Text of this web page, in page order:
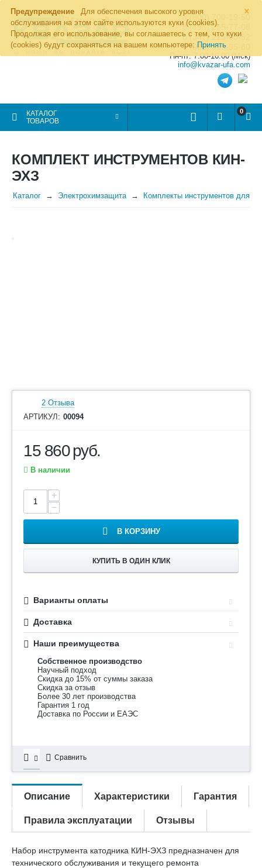
×
Предупреждение
Для обеспечения высокого уровня
обслуживания на этом сайте используются куки (cookies).
Продолжая его использование, вы соглашаетесь с тем, что куки
(cookies) будут сохраняться на вашем компьютере: Принять
8 (800) 700-19-50
8 (495) 255-77-08
8 (347) 225-00-52
8 (986) 963-95-80
Пн-пт: 7.00-16.00 (Мск)
info@kvazar-ufa.com
КАТАЛОГ
ТОВАРОВ
0
КОМПЛЕКТ ИНСТРУМЕНТОВ КИН-
ЭХЗ
Каталог Электрохимзащита Комплекты инструментов для
2 Отзыва
АРТИКУЛ: 00094
15 860руб.
В наличии
+
−
В КОРЗИНУ
КУПИТЬ В ОДИН КЛИК
Варианты оплаты
Доставка
Наши преимущества
Собственное производство
Научный подход
Скидка до 15% от суммы заказа
Скидка за отзыв
Более 30 лет производства
Гарантия 1 год
Доставка по России и ЕАЭС
Сравнить
Описание Характеристики Гарантия
Правила эксплуатации Отзывы
Набор инструмента катодника КИН-ЭХЗ предназначен для
технического обслуживания и текущего ремонта